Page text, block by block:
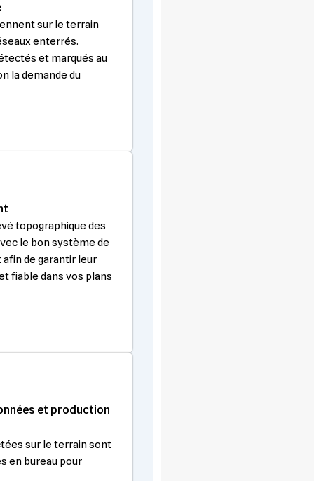
sur le terrain
enterrés.
et marqués au
la demande du
topographique des
le bon système de
de garantir leur
fiable dans vos plans
et production
sur le terrain sont
en bureau pour